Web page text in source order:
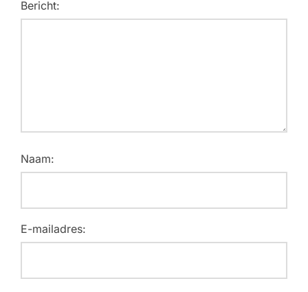
Bericht:
Naam:
E-mailadres: